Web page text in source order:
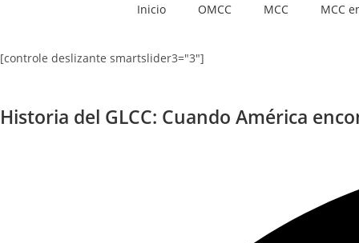
Inicio OMCC MCC MCC
[controle deslizante smartslider3="3"]
Historia del GLCC: Cuando América